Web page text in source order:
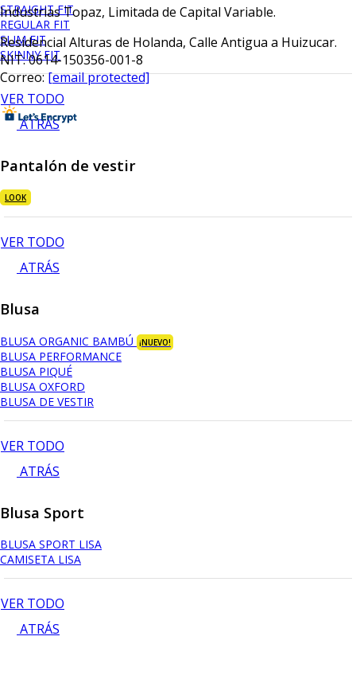
STRAIGHT FIT
REGULAR FIT
SLIM FIT
SKINNY FIT
VER TODO
ATRÁS
Pantalón de vestir
LOOK
VER TODO
ATRÁS
Blusa
BLUSA ORGANIC BAMBÚ ¡NUEVO!
BLUSA PERFORMANCE
BLUSA PIQUÉ
BLUSA OXFORD
BLUSA DE VESTIR
VER TODO
ATRÁS
Blusa Sport
BLUSA SPORT LISA
CAMISETA LISA
VER TODO
ATRÁS
Industrias Topaz, Limitada de Capital Variable.
Residencial Alturas de Holanda, Calle Antigua a Huizucar.
NIT: 0614-150356-001-8
Correo:[email protected]